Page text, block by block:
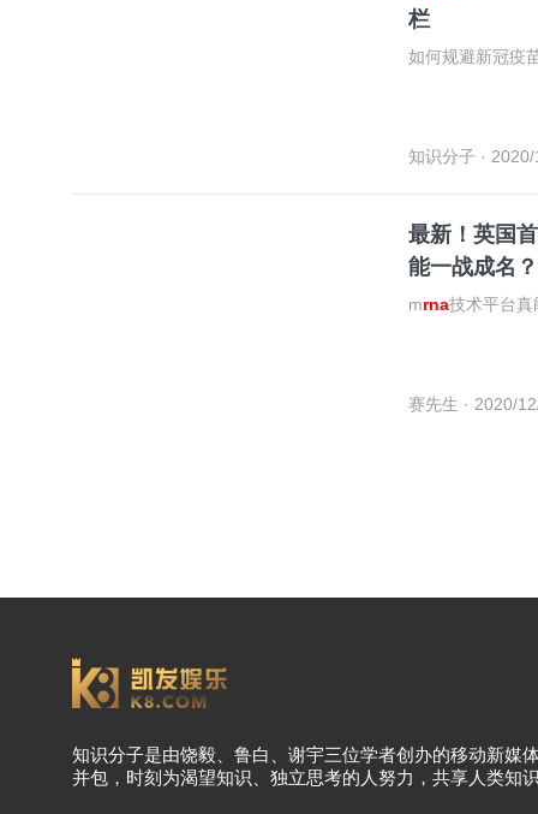
栏
如何规避新冠疫
知识分子 ·
最新！英国
能一战成名？
mrna技术平台真
赛先生 · 2020/
知识分子是由饶毅、鲁白、谢宇三位学者创办的移动新媒
并包，时刻为渴望知识、独立思考的人努力，共享人类知